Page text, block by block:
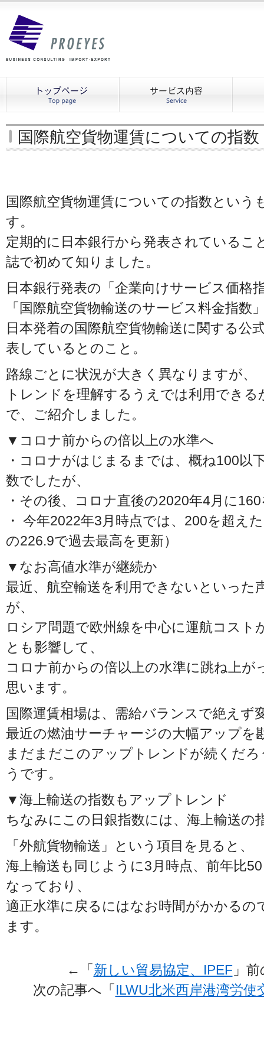
国際航空貨物運賃についての指数
国際航空貨物運賃についての指数という
す。
定期的に日本銀行から発表されているこ
誌で初めて知りました。
日本銀行発表の「企業向けサービス価格
「国際航空貨物輸送のサービス料金指数
日本発着の国際航空貨物輸送に関する公
表しているとのこと。
路線ごとに状況が大きく異なりますが、
トレンドを理解するうえでは利用でき
で、ご紹介しました。
▼コロナ前からの倍以上の水準へ
・コロナがはじまるまでは、概ね100以
数でしたが、
・その後、コロナ直後の2020年4月に
・ 今年2022年3月時点では、200を超え
の226.9で過去最高を更新）
▼なお高値水準が継続か
最近、航空輸送を利用できないといった
が、
ロシア問題で欧州線を中心に運航コスト
とも影響して、
コロナ前からの倍以上の水準に跳ね上が
思います。
国際運賃相場は、需給バランスで絶えず
最近の燃油サーチャージの大幅アップを
まだまだこのアップトレンドが続くだ
うです。
▼海上輸送の指数もアップトレンド
ちなみにこの日銀指数には、海上輸送の
「外航貨物輸送」という項目を見ると、
海上輸送も同じように3月時点、前年比
なっており、
適正水準に戻るにはなお時間がかかるの
ます。
←「新しい貿易協定、IPEF」
次の記事へ「ILWU北米西岸港湾労使